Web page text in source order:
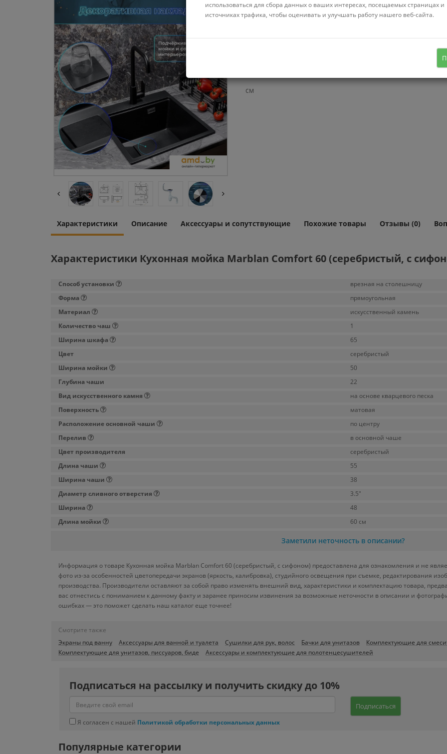
врезная на столешницу,
искусственный камень, фактура:
см
Нет в
Характеристики Описание Аксессуары и сопутствующие Похожие товары Отзывы (0)
Характеристики Кухонная мойка Marblan Comfort 60 (серебристый, с
Способ установки
врезная на столешницу
Форма
прямоугольная
Материал
искусственный камень
Количество чаш
1
Ширина шкафа
65
Цвет
серебристый
Ширина мойки
50
Глубина чаши
22
Вид искусственного камня
на основе кварцевого песка
Поверхность
матовая
Расположение основной чаши
по центру
Перелив
в основной чаше
Цвет производителя
серебристый
Длина чаши
55
Ширина чаши
38
Диаметр сливного отверстия
3.5"
Ширина
48
Длина мойки
60 см
Заметили неточность в описании?
Информация о товаре Кухонная мойка Marblan Comfort 60 (серебристый, с сифоном) предоставлена для ознакомления и не
фото из-за особенностей цветопередачи экранов (яркость, калибровка), студийного освещения при съемке, редактирования
производства. Производители оставляют за собой право изменять внешний вид, характеристики и комплектацию товара,
вас отнестись с пониманием к данному факту и заранее приносим извинения за возможные неточности в описании и
ошибках — это поможет сделать наш каталог еще точнее!
Смотрите также
Экраны под ванну
Аксессуары для ванной и туалета Сушилки для рук, волос Бачки для унитазов
Комплектующие для
Комплектующие для унитазов, писсуаров, биде
Аксессуары и комплектующие для полотенцесушителей
Подписаться на рассылку и получить скидку до 10%
Подписаться
Я согласен с нашей Политикой обработки персональных данных
Популярные категории
использоваться для сбора данных о ваших интересах, посещаемых страницах и
источниках трафика, чтобы оценивать и улучшать работу нашего веб-сайта.